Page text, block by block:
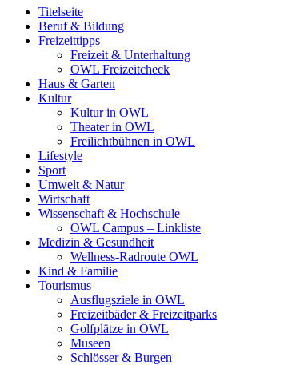
Titelseite
Beruf & Bildung
Freizeittipps
Freizeit & Unterhaltung
OWL Freizeitcheck
Haus & Garten
Kultur
Kultur in OWL
Theater in OWL
Freilichtbühnen in OWL
Lifestyle
Sport
Umwelt & Natur
Wirtschaft
Wissenschaft & Hochschule
OWL Campus – Linkliste
Medizin & Gesundheit
Wellness-Radroute OWL
Kind & Familie
Tourismus
Ausflugsziele in OWL
Freizeitbäder & Freizeitparks
Golfplätze in OWL
Museen
Schlösser & Burgen